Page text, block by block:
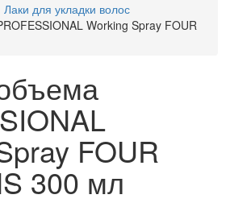
Лаки для укладки волос
Working Spray FOUR
FOUR
300 мл